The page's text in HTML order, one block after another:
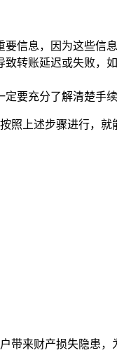
信息，因为这些信
转账延迟或失败，
要充分了解清楚手
照上述步骤进行，
带来财产损失隐患